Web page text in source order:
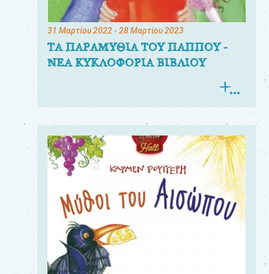
31 Μαρτίου 2022- 28 Μαρτίου 2023
ΤΑ ΠΑΡΑΜΥΘΙΑ ΤΟΥ ΠΑΠΠΟΥ -
ΝΕΑ ΚΥΚΛΟΦΟΡΙΑ ΒΙΒΛΙΟΥ